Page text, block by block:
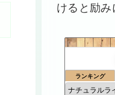
けると励み
ランキング
1位